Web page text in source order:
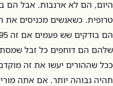
היום, הם לא ארנבות. אבל הם
טרופית. כשאנשים מכניסים
שלהם הם דוחפים כל זבל
ככל שההורים יעשו את זה
תהיה גבוהה יותר. אם אתה